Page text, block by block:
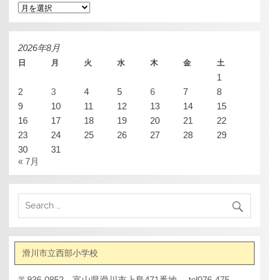
ア
ー
カ
イ
2026年8月
日 月 火 水 木 金 土
1
2
3 4 5 6 7
8
9
10 11 12 13 14
15
16
17 18 19 20 21
22
23
24 25 26 27 28
29
30
31
« 7月
滑川市立西部小学校